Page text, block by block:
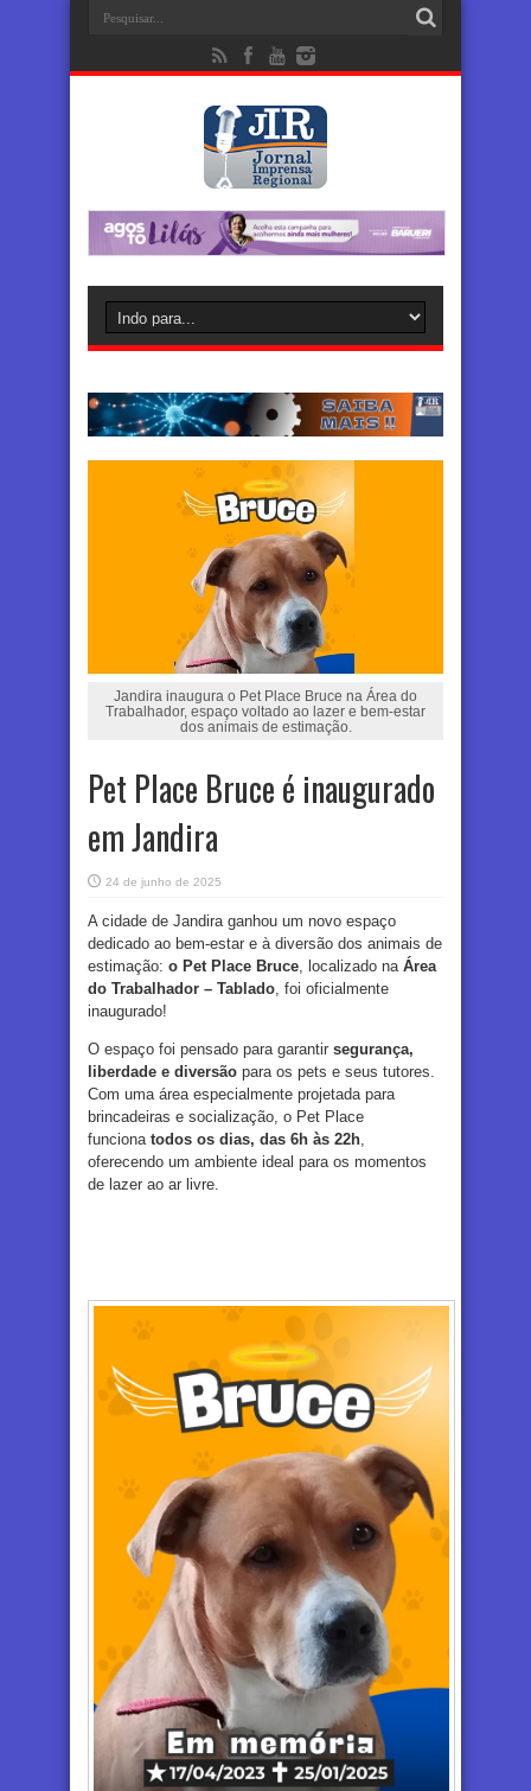
Jandira inaugura o Pet Place Bruce na Área do
Trabalhador, espaço voltado ao lazer e bem-estar
dos animais de estimação.
Pet Place Bruce é inaugurado
em Jandira
24 de junho de 2025
A cidade de Jandira ganhou um novo espaço
dedicado ao bem-estar e à diversão dos animais de
estimação: o Pet Place Bruce, localizado na Área
do Trabalhador – Tablado, foi oficialmente
inaugurado!
O espaço foi pensado para garantir segurança,
liberdade e diversão para os pets e seus tutores.
Com uma área especialmente projetada para
brincadeiras e socialização, o Pet Place
funciona todos os dias, das 6h às 22h,
oferecendo um ambiente ideal para os momentos
de lazer ao ar livre.